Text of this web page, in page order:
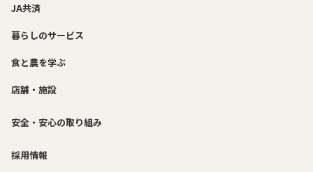
JA共済
暮らしのサービス
食と農を学ぶ
店舗・施設
安全・安心の取り組み
採用情報